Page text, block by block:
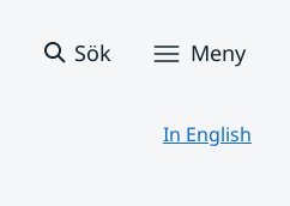
Sök Meny
In English